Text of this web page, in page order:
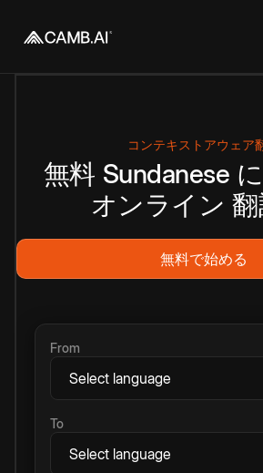
コンテキストアウェア
無料 Sundanese に
オンライン
無料で始める
From
To